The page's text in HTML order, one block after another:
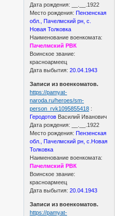
Дата рождения: __.__.1922
Место рождения:Пензенская
обл., Пачелмский рн, с.
Новая Толковка
Наименование военкомата:
Пачелмский РВК
Воинское звание:
красноармеец
Дата выбытия:20.04.1943
Записи из военкоматов.
https://pamyat-
naroda.ru/heroes/sm-
person_rvk1095855418 :
Геродотов Василий Иванович
Дата рождения: __.__.1922
Место рождения:Пензенская
обл., Пачелмский рн, с.Новая
Толковка
Наименование военкомата:
Пачелмский РВК
Воинское звание:
красноармеец
Дата выбытия:20.04.1943
Записи из военкоматов.
https://pamyat-